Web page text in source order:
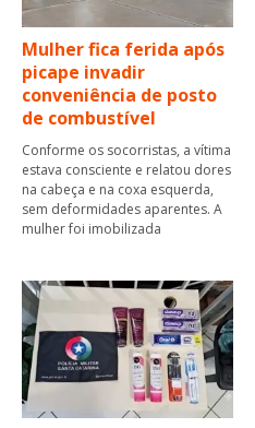
Mulher fica ferida após
picape invadir
conveniência de posto
de combustível
Conforme os socorristas, a vítima
estava consciente e relatou dores
na cabeça e na coxa esquerda,
sem deformidades aparentes. A
mulher foi imobilizada